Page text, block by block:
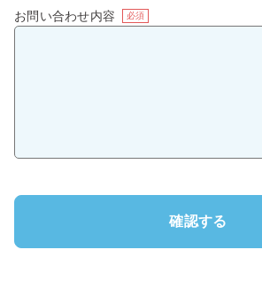
お問い合わせ内容 必須
確認する